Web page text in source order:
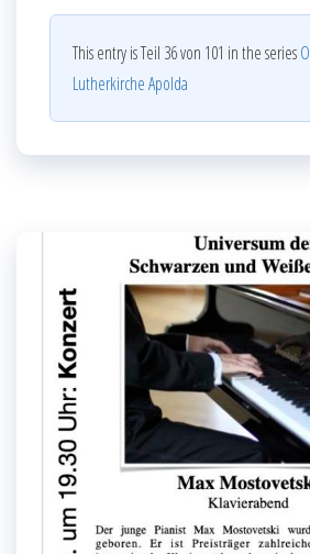
This entry is Teil 36 von 101 in the series
Lutherkirche Apolda